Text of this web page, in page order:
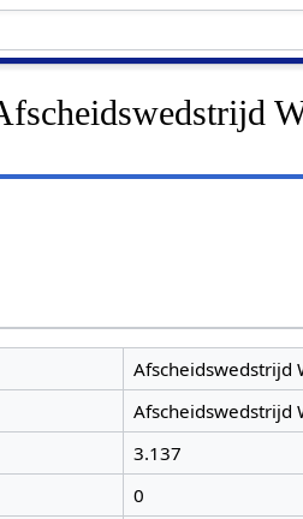
Afscheidswedstrijd
Afscheidswedstrijd
3.137
0